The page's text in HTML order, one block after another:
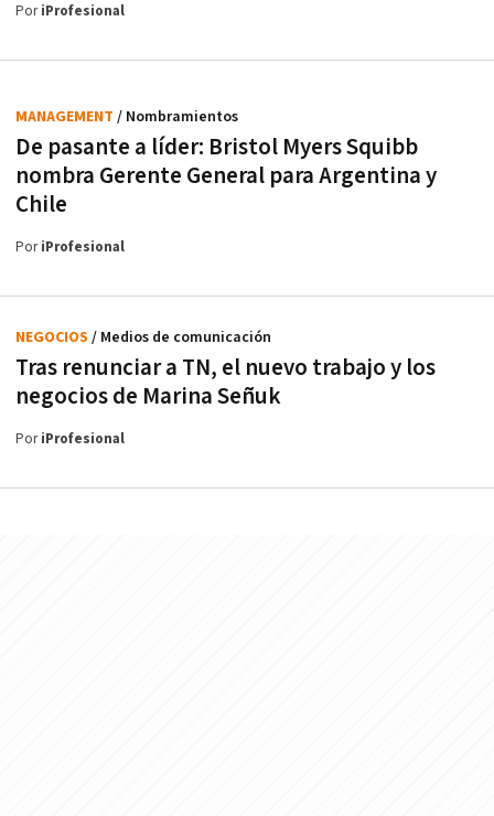
PoriProfesional
De pasante a líder: Bristol Myers Squibb
nombra Gerente General para Argentina y
Chile
MANAGEMENT / Nombramientos
PoriProfesional
Tras renunciar a TN, el nuevo trabajo y los
negocios de Marina Señuk
NEGOCIOS / Medios de comunicación
PoriProfesional